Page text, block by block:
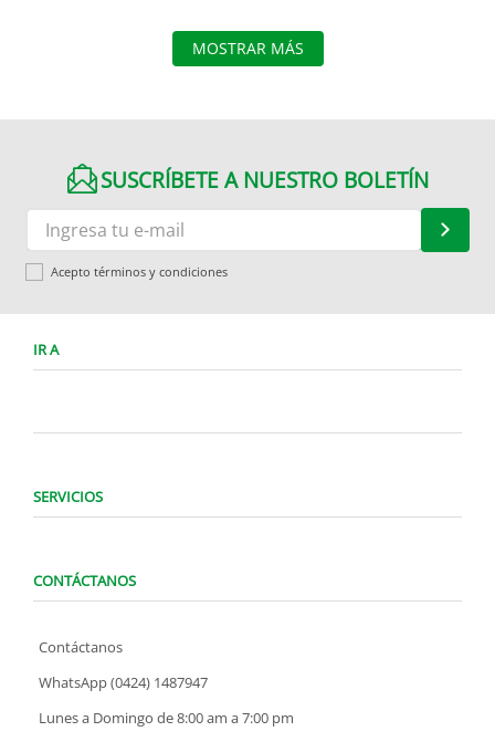
MOSTRAR MÁS
SUSCRÍBETE A NUESTRO BOLETÍN
Acepto términos y condiciones
IR A
SERVICIOS
CONTÁCTANOS
Contáctanos
WhatsApp (0424) 1487947
Lunes a Domingo de 8:00 am a 7:00 pm